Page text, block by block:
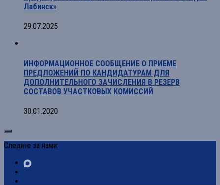
Лабинск»
29.07.2025
ИНФОРМАЦИОННОЕ СООБЩЕНИЕ О ПРИЕМЕ
ПРЕДЛОЖЕНИЙ ПО КАНДИДАТУРАМ ДЛЯ
ДОПОЛНИТЕЛЬНОГО ЗАЧИСЛЕНИЯ В РЕЗЕРВ
СОСТАВОВ УЧАСТКОВЫХ КОМИССИЙ
30.01.2020
Следите за нами: